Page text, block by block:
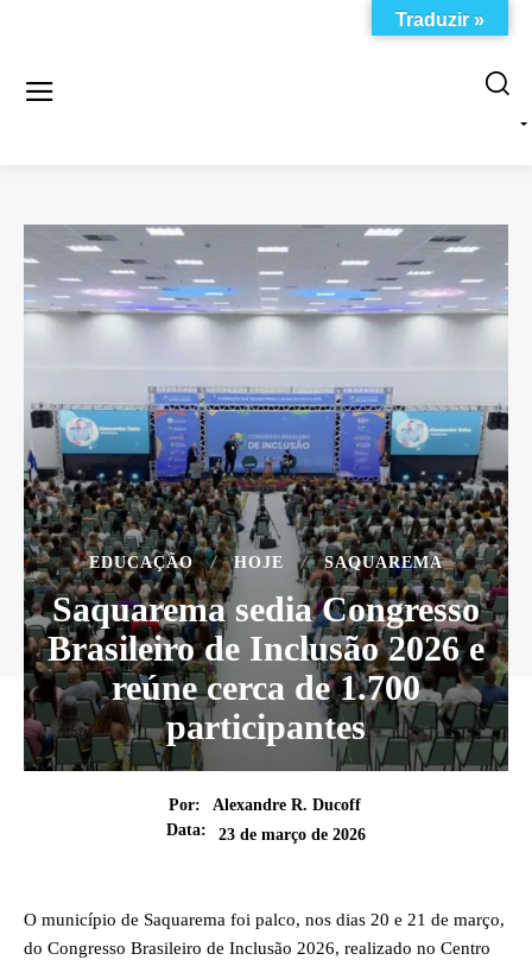
EDUCAÇÃO HOJE SAQUAREMA
Saquarema sedia Congresso
Brasileiro de Inclusão 2026 e
reúne cerca de 1.700
participantes
Por:
Alexandre R. Ducoff
Data:
23 de março de 2026
O município de Saquarema foi palco, nos dias 20 e 21 de março,
do Congresso Brasileiro de Inclusão 2026, realizado no Centro
Traduzir »